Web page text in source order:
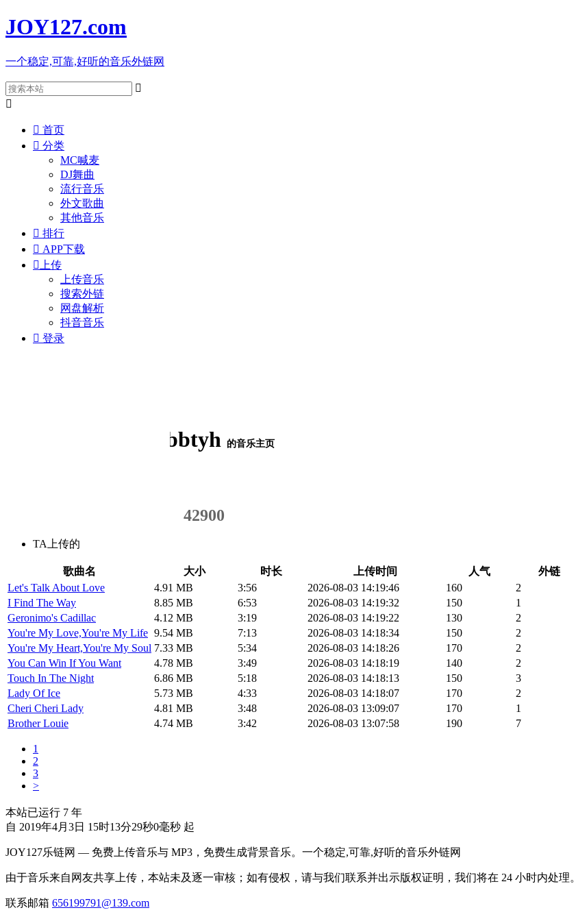
JOY127.com
一个稳定,可靠,好听的音乐外链网


 首页
 分类
MC喊麦
DJ舞曲
流行音乐
外文歌曲
其他音乐
 排行
 APP下载
 上传
上传音乐
搜索外链
网盘解析
抖音音乐
 登录
aabbtyh 的音乐主页
歌曲总数
42900
TA上传的
歌曲名 大小 时长 上传时间 人气
外链
Let's Talk About Love
4.91 MB 3:56 2026-08-03 14:19:46 160
2
I Find The Way
8.85 MB 6:53 2026-08-03 14:19:32 150
1
Geronimo's Cadillac
4.12 MB 3:19 2026-08-03 14:19:22 130
2
You're My Love,You're My Life 9.54 MB 7:13 2026-08-03 14:18:34 150
2
You're My Heart,You're My Soul 7.33 MB 5:34 2026-08-03 14:18:26 170
2
You Can Win If You Want
4.78 MB 3:49 2026-08-03 14:18:19 140
2
Touch In The Night
6.86 MB 5:18 2026-08-03 14:18:13 150
3
Lady Of Ice
5.73 MB 4:33 2026-08-03 14:18:07 170
2
Cheri Cheri Lady
4.81 MB 3:48 2026-08-03 13:09:07 170
1
Brother Louie
4.74 MB 3:42 2026-08-03 13:07:58 190 7
1
2
3
>
本站已运行 7 年
自 2019年4月3日 15时13分29秒0毫秒 起
JOY127乐链网 — 免费上传音乐与 MP3，免费生成背景音乐。一个稳定,可靠,好听的音乐外链网
由于音乐来自网友共享上传，本站未及逐一审核；如有侵权，请与我们联系并出示版权证明，我们将在 24 小时内处理。
联系邮箱 656199791@139.com